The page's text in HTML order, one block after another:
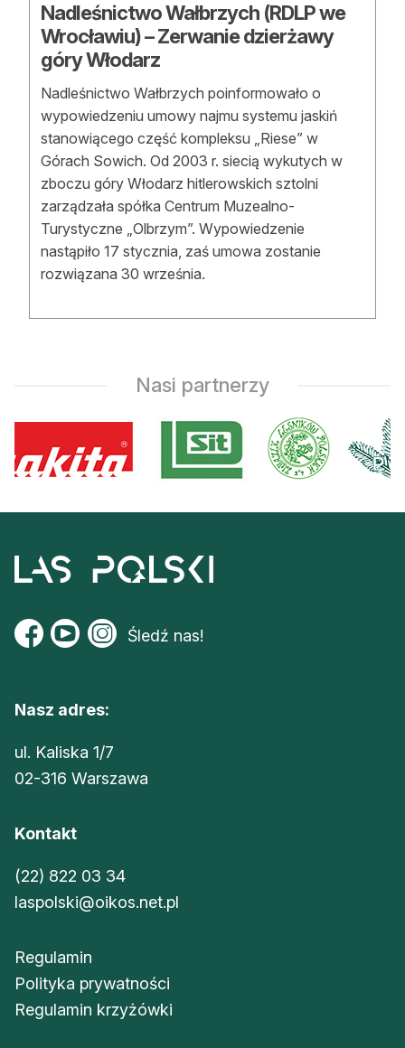
Nadleśnictwo Wałbrzych (RDLP we
Wrocławiu) – Zerwanie dzierżawy
góry Włodarz
Nadleśnictwo Wałbrzych poinformowało o
wypowiedzeniu umowy najmu systemu jaskiń
stanowiącego część kompleksu „Riese” w
Górach Sowich. Od 2003 r. siecią wykutych w
zboczu góry Włodarz hitlerowskich sztolni
zarządzała spółka Centrum Muzealno-
Turystyczne „Olbrzym”. Wypowiedzenie
nastąpiło 17 stycznia, zaś umowa zostanie
rozwiązana 30 września.
Nasi partnerzy
Śledź nas!
Nasz adres:
ul. Kaliska 1/7
02-316 Warszawa
Kontakt
(22) 822 03 34
laspolski@oikos.net.pl
Regulamin
Polityka prywatności
Regulamin krzyżówki